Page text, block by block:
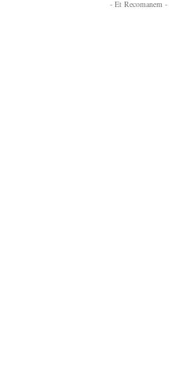
- Et Recomanem -